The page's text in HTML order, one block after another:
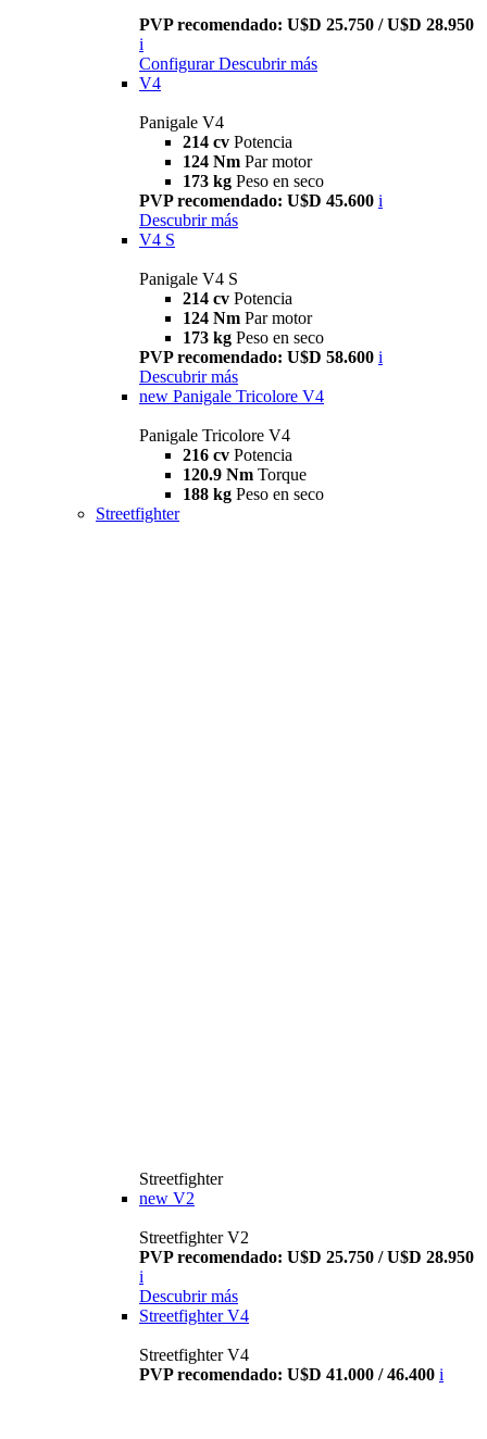
PVP recomendado: U$D 25.750 / U$D 28.950
i
Configurar Descubrir más
V4
Panigale V4
214 cv Potencia
124 Nm Par motor
173 kg Peso en seco
PVP recomendado: U$D 45.600 i
Descubrir más
V4 S
Panigale V4 S
214 cv Potencia
124 Nm Par motor
173 kg Peso en seco
PVP recomendado: U$D 58.600 i
Descubrir más
new Panigale Tricolore V4
Panigale Tricolore V4
216 cv Potencia
120.9 Nm Torque
188 kg Peso en seco
Streetfighter
Streetfighter
new V2
Streetfighter V2
PVP recomendado: U$D 25.750 / U$D 28.950
i
Descubrir más
Streetfighter V4
Streetfighter V4
PVP recomendado: U$D 41.000 / 46.400 i